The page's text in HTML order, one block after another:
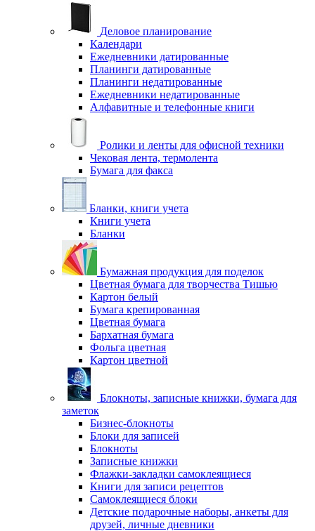
Деловое планирование
Календари
Ежедневники датированные
Планинги датированные
Планинги недатированные
Ежедневники недатированные
Алфавитные и телефонные книги
Ролики и ленты для офисной техники
Чековая лента, термолента
Бумага для факса
Бланки, книги учета
Книги учета
Бланки
Бумажная продукция для поделок
Цветная бумага для творчества Тишью
Картон белый
Бумага крепированная
Цветная бумага
Бархатная бумага
Фольга цветная
Картон цветной
Блокноты, записные книжки, бумага для
заметок
Бизнес-блокноты
Блоки для записей
Блокноты
Записные книжки
Флажки-закладки самоклеящиеся
Книги для записи рецептов
Самоклеящиеся блоки
Детские подарочные наборы, анкеты для
друзей, личные дневники